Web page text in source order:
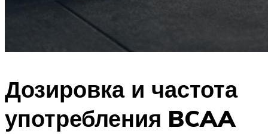
Дозировка и частота
употребления BCAA